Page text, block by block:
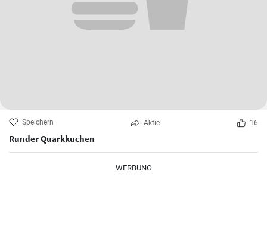
Speichern Aktie 16
Runder Quarkkuchen
WERBUNG